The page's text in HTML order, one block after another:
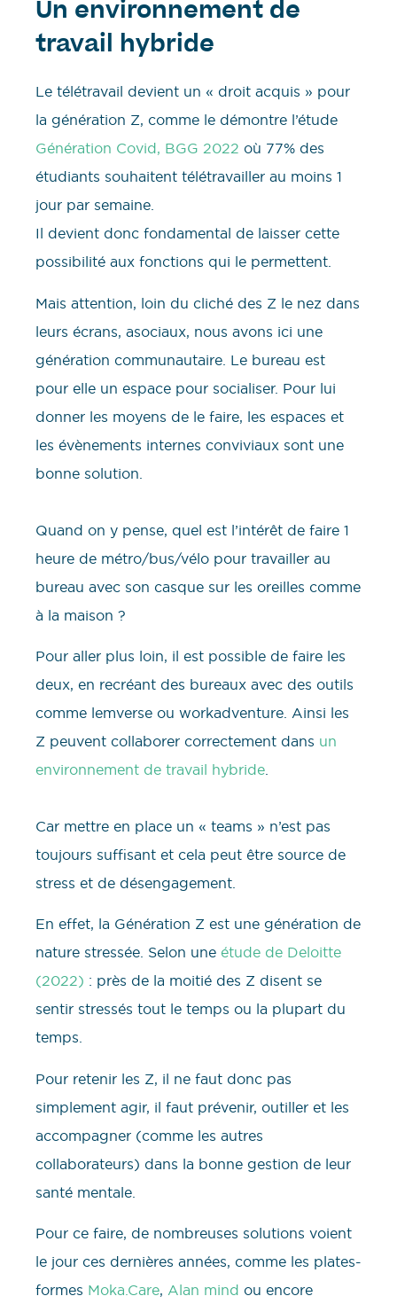
Un environnement de
travail hybride
Le télétravail devient un « droit acquis » pour
la génération Z, comme le démontre l’étude
Génération Covid, BGG 2022 où 77% des
étudiants souhaitent télétravailler au moins 1
jour par semaine.
Il devient donc fondamental de laisser cette
possibilité aux fonctions qui le permettent.
Mais attention, loin du cliché des Z le nez dans
leurs écrans, asociaux, nous avons ici une
génération communautaire. Le bureau est
pour elle un espace pour socialiser. Pour lui
donner les moyens de le faire, les espaces et
les évènements internes conviviaux sont une
bonne solution.
Quand on y pense, quel est l’intérêt de faire 1
heure de métro/bus/vélo pour travailler au
bureau avec son casque sur les oreilles comme
à la maison ?
Pour aller plus loin, il est possible de faire les
deux, en recréant des bureaux avec des outils
comme lemverse ou workadventure. Ainsi les
Z peuvent collaborer correctement dans un
environnement de travail hybride
Car mettre en place un « teams » n’est pas
toujours suffisant et cela peut être source de
stress et de désengagement.
En effet, la Génération Z est une génération de
nature stressée. Selon une étude de Deloitte
(2022) : près de la moitié des Z disent se
sentir stressés tout le temps ou la plupart du
temps.
Pour retenir les Z, il ne faut donc pas
simplement agir, il faut prévenir, outiller et les
accompagner (comme les autres
collaborateurs) dans la bonne gestion de leur
santé mentale.
Pour ce faire, de nombreuses solutions voient
le jour ces dernières années, comme les plates-
formes Moka.Care, Alan mind ou encore